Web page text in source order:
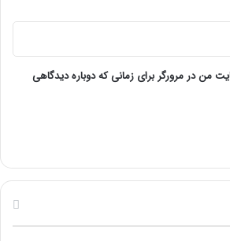
من در مرورگر برای زمانی که دوباره دیدگاهی